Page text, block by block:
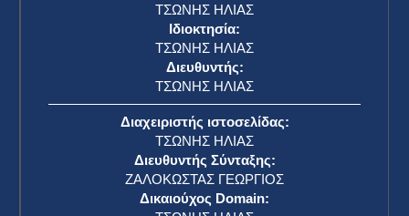
ΤΣΩΝΗΣ ΗΛΙΑΣ
Ιδιοκτησία:
ΤΣΩΝΗΣ ΗΛΙΑΣ
Διευθυντής:
ΤΣΩΝΗΣ ΗΛΙΑΣ
Διαχειριστής ιστοσελίδας:
ΤΣΩΝΗΣ ΗΛΙΑΣ
Διευθυντής Σύνταξης:
ΖΑΛΟΚΩΣΤΑΣ ΓΕΩΡΓΙΟΣ
Δικαιούχος Domain: